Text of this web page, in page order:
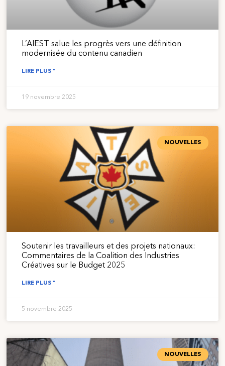
L’AIEST salue les progrès vers une définition
modernisée du contenu canadien
LIRE PLUS "
19 novembre 2025
NOUVELLES
Soutenir les travailleurs et des projets nationaux:
Commentaires de la Coalition des Industries
Créatives sur le Budget 2025
LIRE PLUS "
5 novembre 2025
NOUVELLES